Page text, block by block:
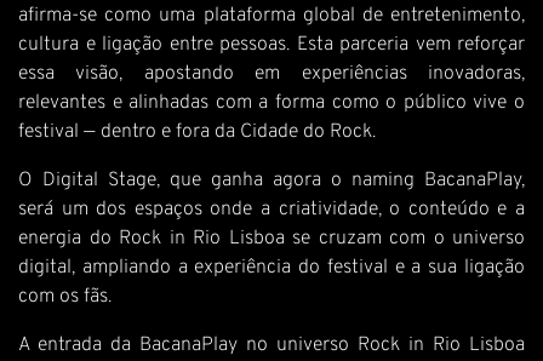
afirma-se como uma plataforma global de entretenimento,
cultura e ligação entre pessoas. Esta parceria vem reforçar
essa visão, apostando em experiências inovadoras,
relevantes e alinhadas com a forma como o público vive o
festival — dentro e fora da Cidade do Rock.
O Digital Stage, que ganha agora o naming BacanaPlay,
será um dos espaços onde a criatividade, o conteúdo e a
energia do Rock in Rio Lisboa se cruzam com o universo
digital, ampliando a experiência do festival e a sua ligação
com os fãs.
A entrada da BacanaPlay no universo Rock in Rio Lisboa